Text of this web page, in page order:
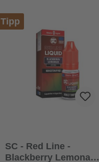
Tipp
SC - Red Line -
Blackberry Lemonade